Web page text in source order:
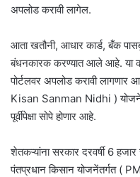
अपलोड करावी लागेल.
आता खतौनी, आधार कार्ड, बँक
बंधनकारक करण्यात आले आहे. या
पोर्टलवर अपलोड करावी
Kisan Sanman Nidhi )
पूर्वीपेक्षा सोपे होणार आहे.
शेतकऱ्यांना सरकार दरवर्षी 6
पंतप्रधान किसान योजनेंतर्गत (